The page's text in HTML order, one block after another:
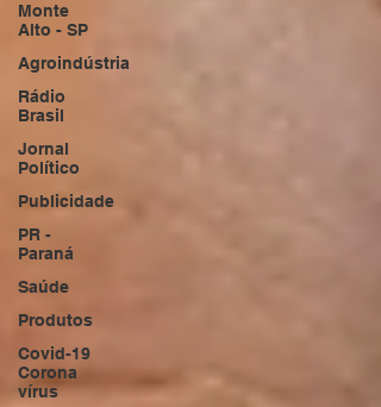
Monte
Alto - SP
Agroindústria
Rádio
Brasil
Jornal
Político
Publicidade
PR -
Paraná
Saúde
Produtos
Covid-19
Corona
vírus